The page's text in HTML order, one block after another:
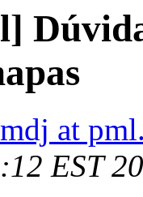
at
EST